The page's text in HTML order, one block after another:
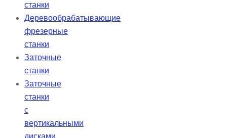
станки
Деревообрабатывающие
фрезерные
станки
Заточные
станки
Заточные
станки
с
вертикальными